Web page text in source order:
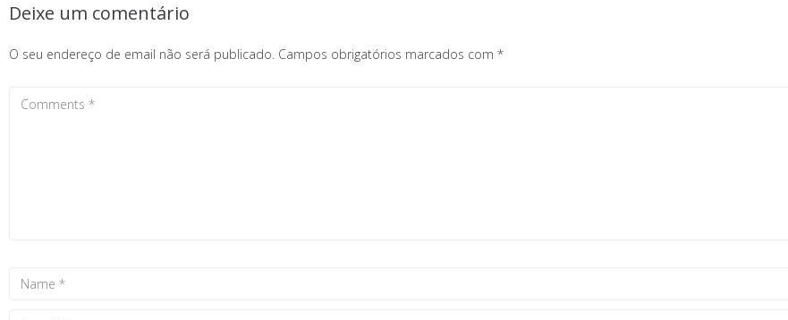
Deixe um comentário
O seu endereço de email não será publicado. Campos obrigatórios marcados com *